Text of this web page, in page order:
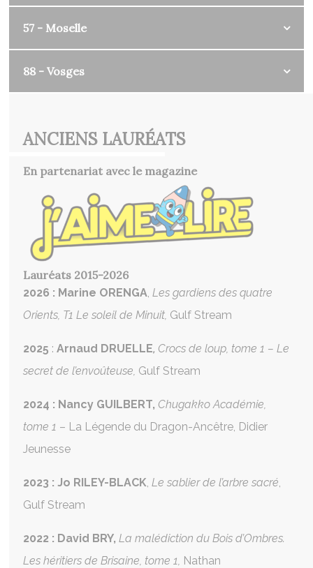
57 - Moselle
88 - Vosges
ANCIENS LAURÉATS
En partenariat avec le magazine
Lauréats 2015-2026
2026 : Marine ORENGA ,Les gardiens des quatre
Orients, T1 Le soleil de Minuit, Gulf Stream
2025 :Arnaud DRUELLE, Crocs de loup, tome 1 – Le
secret de l’envoûteuse, Gulf Stream
2024 : Nancy GUILBERT, Chugakko Académie,
tome 1 – La Légende du Dragon-Ancêtre, Didier
Jeunesse
2023 : Jo RILEY-BLACK ,Le sablier de l’arbre sacré
Gulf Stream
2022 : David BRY, La malédiction du Bois d’Ombres.
Les héritiers de Brisaine, tome 1, Nathan